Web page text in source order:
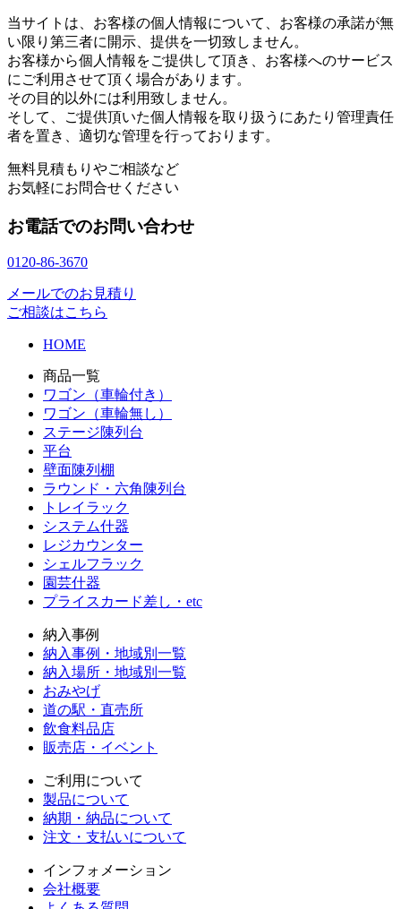
当サイトは、お客様の個人情報について、お客様の承諾が無
い限り第三者に開示、提供を一切致しません。
お客様から個人情報をご提供して頂き、お客様へのサービス
にご利用させて頂く場合があります。
その目的以外には利用致しません。
そして、ご提供頂いた個人情報を取り扱うにあたり管理責任
者を置き、適切な管理を行っております。
無料見積もりやご相談など
お気軽にお問合せください
お電話でのお問い合わせ
0120-86-3670
メールでのお見積り
ご相談はこちら
HOME
商品一覧
ワゴン（車輪付き）
ワゴン（車輪無し）
ステージ陳列台
平台
壁面陳列棚
ラウンド・六角陳列台
トレイラック
システム什器
レジカウンター
シェルフラック
園芸什器
プライスカード差し・etc
納入事例
納入事例・地域別一覧
納入場所・地域別一覧
おみやげ
道の駅・直売所
飲食料品店
販売店・イベント
ご利用について
製品について
納期・納品について
注文・支払いについて
インフォメーション
会社概要